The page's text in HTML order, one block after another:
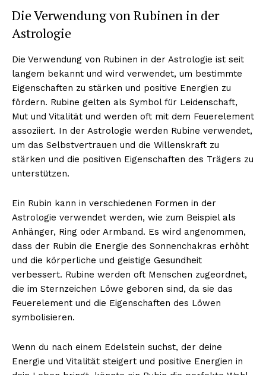
Die Verwendung von Rubinen in der
Astrologie
Die Verwendung von Rubinen in der Astrologie ist seit
langem bekannt und wird verwendet, um bestimmte
Eigenschaften zu stärken und positive Energien zu
fördern. Rubine gelten als Symbol für Leidenschaft,
Mut und Vitalität und werden oft mit dem Feuerelement
assoziiert. In der Astrologie werden Rubine verwendet,
um das Selbstvertrauen und die Willenskraft zu
stärken und die positiven Eigenschaften des Trägers zu
unterstützen.
Ein Rubin kann in verschiedenen Formen in der
Astrologie verwendet werden, wie zum Beispiel als
Anhänger, Ring oder Armband. Es wird angenommen,
dass der Rubin die Energie des Sonnenchakras erhöht
und die körperliche und geistige Gesundheit
verbessert. Rubine werden oft Menschen zugeordnet,
die im Sternzeichen Löwe geboren sind, da sie das
Feuerelement und die Eigenschaften des Löwen
symbolisieren.
Wenn du nach einem Edelstein suchst, der deine
Energie und Vitalität steigert und positive Energien in